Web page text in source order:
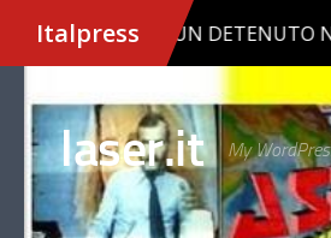
Salta al contenuto
laser.it My